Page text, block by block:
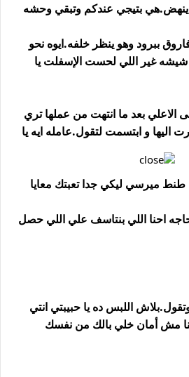
ينهض.هي بتيجي عندكم وتبقي وحشه
ببرود وهو ينظر خلفه.ايوه نحو
غير اللي لحست الإسفلت يا
الاعلي بعد ما انتهت من عملها تري
اليها و ابتسمت لتقول.عامله ايه يا
ميرسي ليكي جدا تعبتك معايا
احنا اللي بنتاسف علي اللي حصل
اللبس ده يا حبيبتي انتي
مش أمان خلي بالك من نفسك